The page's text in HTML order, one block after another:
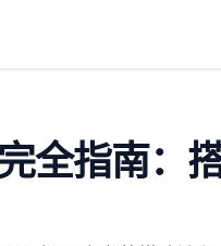
全指南：